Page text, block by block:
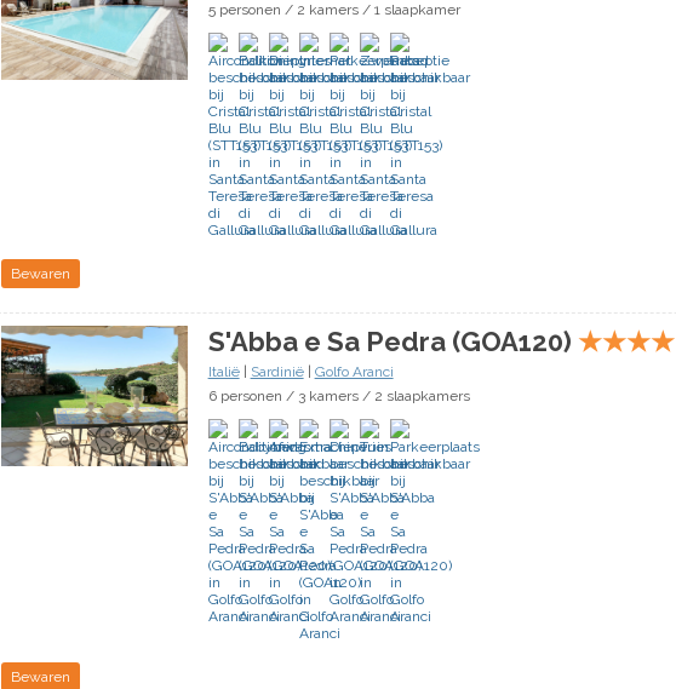
5 personen / 2 kamers / 1 slaapkamer
Bewaren
S'Abba e Sa Pedra (GOA120) ★★★★
Italië| Sardinië| Golfo Aranci
6 personen / 3 kamers / 2 slaapkamers
Bewaren